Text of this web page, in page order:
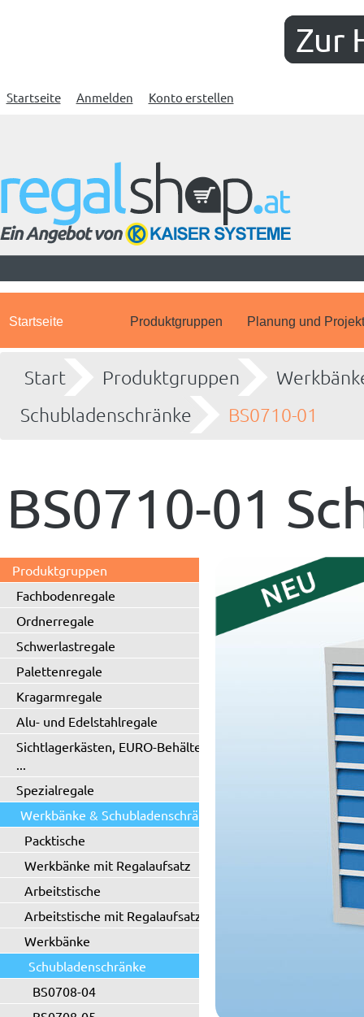
Zur
Startseite Anmelden Konto erstellen
Startseite Produktgruppen Planung und
Start Produktgruppen
Schubladenschränke
BS0710-01
BS0710-01
Produktgruppen
Fachbodenregale
Ordnerregale
Schwerlastregale
Palettenregale
Kragarmregale
Alu- und Edelstahlregale
Sichtlagerkästen, EURO-Behälter
...
Spezialregale
Werkbänke & Schubladenschränke
Packtische
Werkbänke mit Regalaufsatz
Arbeitstische
Arbeitstische mit Regalaufsatz
Werkbänke
Schubladenschränke
BS0708-04